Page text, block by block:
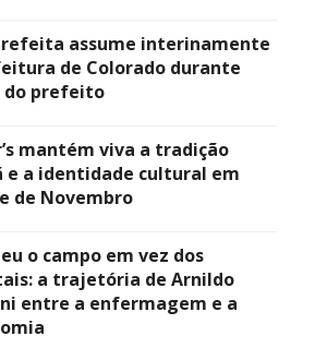
assume interinamente
de Colorado durante
do prefeito
mantém viva a tradição
e a identidade cultural em
de Novembro
o campo em vez dos
a trajetória de Arnildo
entre a enfermagem e a